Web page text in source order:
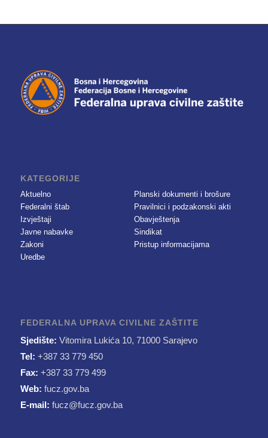
KATEGORIJE
Aktuelno
Federalni štab
Izvještaji
Javne nabavke
Zakoni
Uredbe
Planski dokumenti i brošure
Pravilnici i podzakonski akti
Obavještenja
Sindikat
Pristup informacijama
FEDERALNA UPRAVA CIVILNE ZAŠTITE
Sjedište: Vitomira Lukića 10, 71000 Sarajevo
Tel: +387 33 779 450
Fax: +387 33 779 499
Web: fucz.gov.ba
E-mail: fucz@fucz.gov.ba